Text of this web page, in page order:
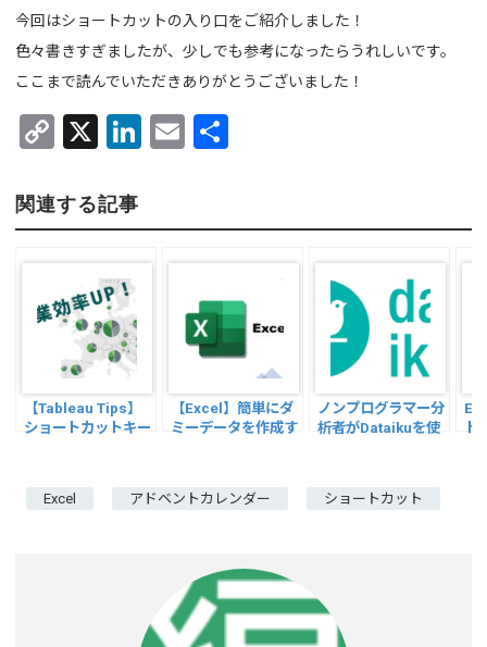
今回はショートカットの入り口をご紹介しました！
色々書きすぎましたが、少しでも参考になったらうれしいです。
ここまで読んでいただきありがとうございました！
C
py
Li
n
k
X
Li
dI
n
E
関連する記事
【Tableau Tips】
ショートカットキー
版）
【Excel】簡単にダ
ミーデータを作成す
ノンプログラマー分
析者がDataikuを使
ト
Excel アドベントカレンダー ショートカット